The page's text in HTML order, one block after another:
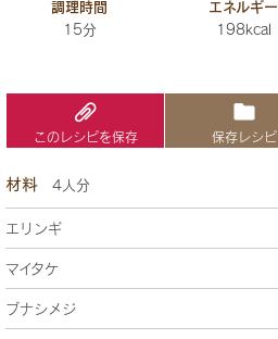
調理時間
15分
エネルギー
198kcal
このレシピを保存 保存レシピ
材料 4人分
エリンギ
マイタケ
ブナシメジ